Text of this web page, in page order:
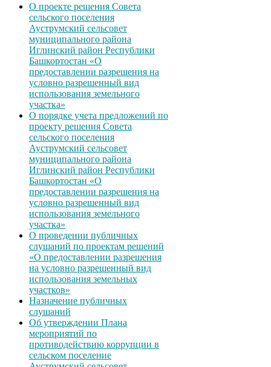
О проекте решения Совета
сельского поселения
Ауструмский сельсовет
муниципального района
Иглинский район Республики
Башкортостан «О
предоставлении разрешения на
условно разрешенный вид
использования земельного
участка»
О порядке учета предложений по
проекту решения Совета
сельского поселения
Ауструмский сельсовет
муниципального района
Иглинский район Республики
Башкортостан «О
предоставлении разрешения на
условно разрешенный вид
использования земельного
участка»
О проведении публичных
слушаний по проектам решений
«О предоставлении разрешения
на условно разрешенный вид
использования земельных
участков»
Назначение публичных
слушаний
Об утверждении Плана
мероприятий по
противодействию коррупции в
сельском поселение